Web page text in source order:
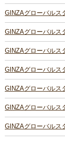
GINZAグローバルス
GINZAグローバルス
GINZAグローバルス
GINZAグローバルス
GINZAグローバルス
GINZAグローバルス
GINZAグローバルス